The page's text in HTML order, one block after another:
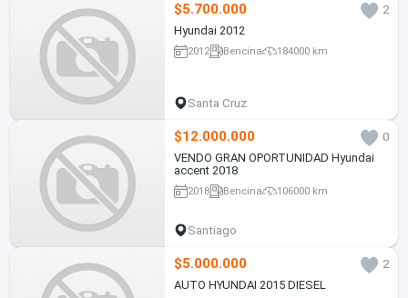
$5.700.000
2
Hyundai 2012
2012 Bencina 184000 km
Santa Cruz
$12.000.000
0
VENDO GRAN OPORTUNIDAD Hyundai
accent 2018
2018 Bencina 106000 km
Santiago
$5.000.000
2
AUTO HYUNDAI 2015 DIESEL